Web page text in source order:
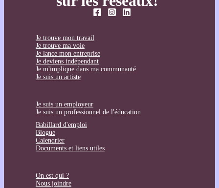
Je trouve mon travail
Je trouve ma voie
Je lance mon entreprise
Je deviens indépendant
Je m'implique dans ma communauté
Je suis un artiste
Je suis un employeur
Je suis un professionnel de l'éducation
Babillard d'emploi
Blogue
Calendrier
Documents et liens utiles
On est qui ?
Nous joindre